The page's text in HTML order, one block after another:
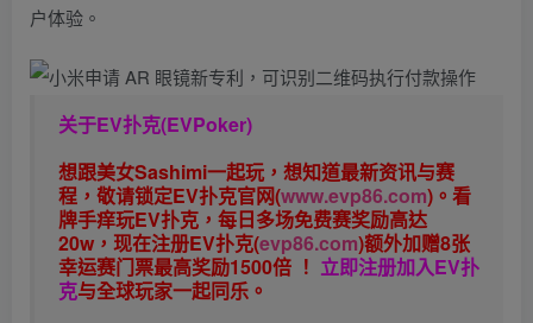
户体验。
关于EV扑克(EVPoker)
想跟美女Sashimi一起玩， 想知道最新资讯与赛
程， 敬请锁定EV扑克官网(www.evp86.com)。 看
牌手痒玩EV扑克， 每日多场免费赛奖励高达
20w，现在注册EV扑克(evp86.com)额外加赠8张
幸运赛门票最高奖励1500倍 ！ 立即注册加入EV扑
克与全球玩家一起同乐。